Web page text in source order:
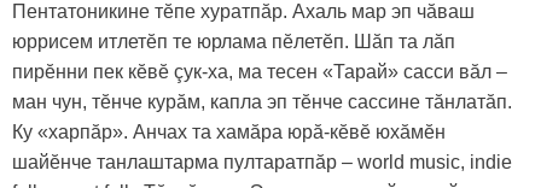
Пентатоникине тӗпе хуратпăр. Ахаль мар эп чăваш
юррисем итлетӗп те юрлама пӗлетӗп. Шăп та лăп
пирӗнни пек кӗвӗ çук-ха, ма тесен «Тарай» сасси вăл –
ман чун, тӗнче курăм, капла эп тӗнче сассине тăнлатăп.
Ку «харпăр». Aнчах та хамăpa юрă-кӗвӗ юхăмӗн
шайӗнче танлаштарма пултаратпăр – world music, indie